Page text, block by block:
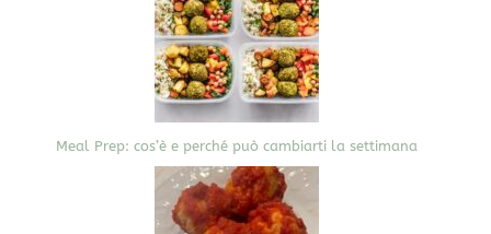
Meal Prep: cos’è e perché può cambiarti la settimana